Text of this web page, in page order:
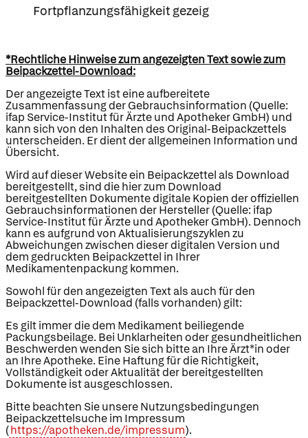
Fortpflanzungsfähigkeit gezeig
*Rechtliche Hinweise zum angezeigten Text sowie zum
Beipackzettel-Download:
Der angezeigte Text ist eine aufbereitete
Zusammenfassung der Gebrauchsinformation (Quelle:
ifap Service-Institut für Ärzte und Apotheker GmbH) und
kann sich von den Inhalten des Original-Beipackzettels
unterscheiden. Er dient der allgemeinen Information und
Übersicht.
Wird auf dieser Website ein Beipackzettel als Download
bereitgestellt, sind die hier zum Download
bereitgestellten Dokumente digitale Kopien der offiziellen
Gebrauchsinformationen der Hersteller (Quelle: ifap
Service-Institut für Ärzte und Apotheker GmbH). Dennoch
kann es aufgrund von Aktualisierungszyklen zu
Abweichungen zwischen dieser digitalen Version und
dem gedruckten Beipackzettel in Ihrer
Medikamentenpackung kommen.
Sowohl für den angezeigten Text als auch für den
Beipackzettel-Download (falls vorhanden) gilt:
Es gilt immer die dem Medikament beiliegende
Packungsbeilage. Bei Unklarheiten oder gesundheitlichen
Beschwerden wenden Sie sich bitte an Ihre Ärzt*in oder
an Ihre Apotheke. Eine Haftung für die Richtigkeit,
Vollständigkeit oder Aktualität der bereitgestellten
Dokumente ist ausgeschlossen.
Bitte beachten Sie unsere Nutzungsbedingungen
Beipackzettelsuche im Impressum
(https://apotheken.de/impressum).